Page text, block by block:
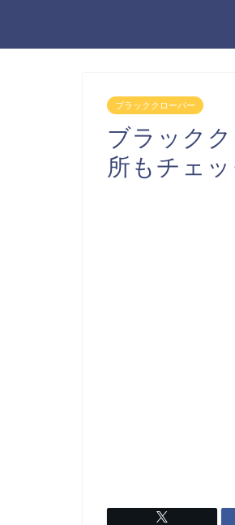
ブラッククローバー
ブラック
所もチェッ